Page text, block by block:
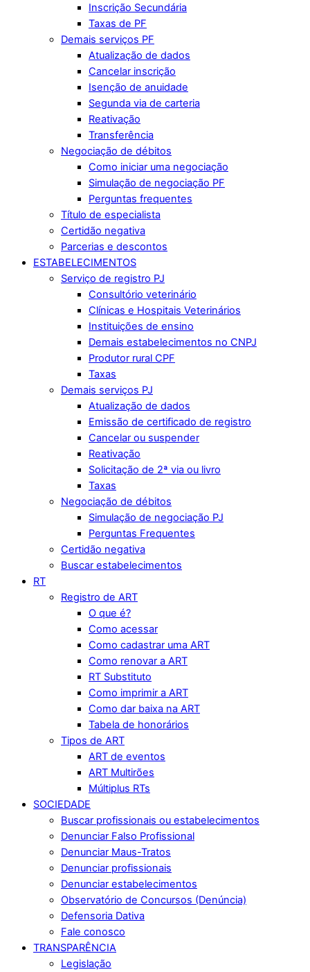
Inscrição Secundária
Taxas de PF
Demais serviços PF
Atualização de dados
Cancelar inscrição
Isenção de anuidade
Segunda via de carteria
Reativação
Transferência
Negociação de débitos
Como iniciar uma negociação
Simulação de negociação PF
Perguntas frequentes
Título de especialista
Certidão negativa
Parcerias e descontos
ESTABELECIMENTOS
Serviço de registro PJ
Consultório veterinário
Clínicas e Hospitais Veterinários
Instituições de ensino
Demais estabelecimentos no CNPJ
Produtor rural CPF
Taxas
Demais serviços PJ
Atualização de dados
Emissão de certificado de registro
Cancelar ou suspender
Reativação
Solicitação de 2ª via ou livro
Taxas
Negociação de débitos
Simulação de negociação PJ
Perguntas Frequentes
Certidão negativa
Buscar estabelecimentos
RT
Registro de ART
O que é?
Como acessar
Como cadastrar uma ART
Como renovar a ART
RT Substituto
Como imprimir a ART
Como dar baixa na ART
Tabela de honorários
Tipos de ART
ART de eventos
ART Multirões
Múltiplus RTs
SOCIEDADE
Buscar profissionais ou estabelecimentos
Denunciar Falso Profissional
Denunciar Maus-Tratos
Denunciar profissionais
Denunciar estabelecimentos
Observatório de Concursos (Denúncia)
Defensoria Dativa
Fale conosco
TRANSPARÊNCIA
Legislação